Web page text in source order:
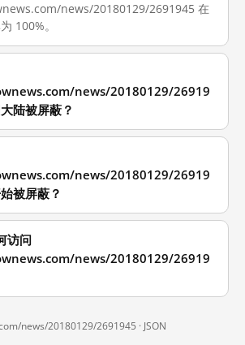
news/20180129/2691945 在
100%。
news/20180129/26919
陆被屏蔽？
news/20180129/26919
被屏蔽？
访问
news/20180129/26919
news/20180129/2691945 · JSON